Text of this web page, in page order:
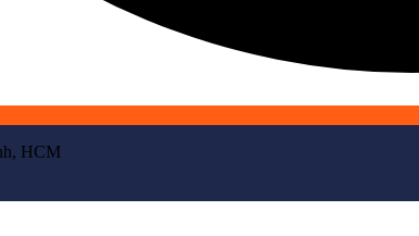
HCM